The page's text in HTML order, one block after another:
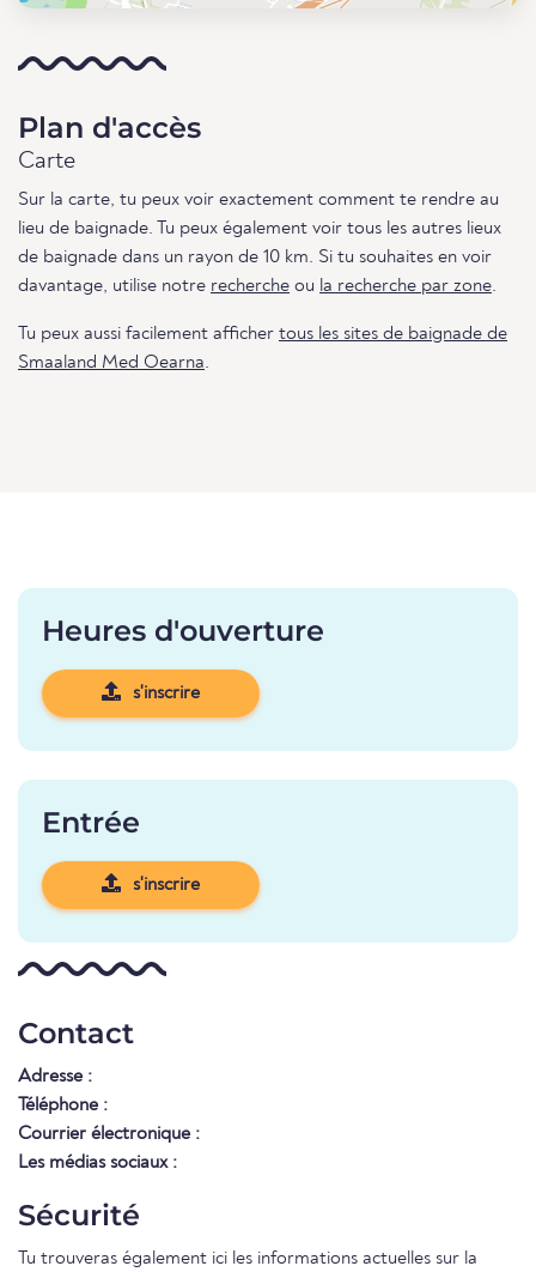
Plan d'accès
Carte
Sur la carte, tu peux voir exactement comment te rendre au
lieu de baignade. Tu peux également voir tous les autres lieux
de baignade dans un rayon de 10 km. Si tu souhaites en voir
davantage, utilise notre recherche ou la recherche par zone.
Tu peux aussi facilement afficher tous les sites de baignade de
Smaaland Med Oearna.
Heures d'ouverture
s'inscrire
Entrée
s'inscrire
Contact
Adresse :
Téléphone :
Courrier électronique :
Les médias sociaux :
Sécurité
Tu trouveras également ici les informations actuelles sur la